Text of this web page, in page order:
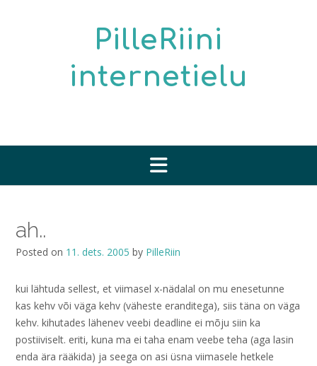
PilleRiini
internetielu
ah..
Posted on 11. dets. 2005 by PilleRiin
kui lähtuda sellest, et viimasel x-nädalal on mu enesetunne
kas kehv või väga kehv (väheste eranditega), siis täna on väga
kehv. kihutades lähenev veebi deadline ei mõju siin ka
postiiviselt. eriti, kuna ma ei taha enam veebe teha (aga lasin
enda ära rääkida) ja seega on asi üsna viimasele hetkele